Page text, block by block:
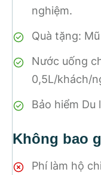
nghiệm.
Quà tặng:
Nước uống
0,5L/khách/
Bảo hiểm Du
Không bao
Phí làm hộ